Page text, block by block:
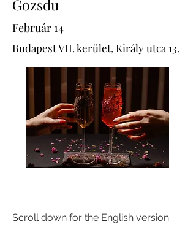
Gozsdu
Február 14
Budapest VII. kerület, Király utca 13.
Scroll down for the English version.